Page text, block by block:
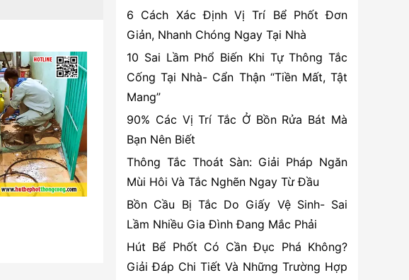
6 Cách Xác Định Vị Trí Bể Phốt Đơn
Giản, Nhanh Chóng Ngay Tại Nhà
10 Sai Lầm Phổ Biến Khi Tự Thông Tắc
Cống Tại Nhà- Cẩn Thận “Tiền Mất, Tật
Mang”
90% Các Vị Trí Tắc Ở Bồn Rửa Bát Mà
Bạn Nên Biết
Thông Tắc Thoát Sàn: Giải Pháp Ngăn
Mùi Hôi Và Tắc Nghẽn Ngay Từ Đầu
Bồn Cầu Bị Tắc Do Giấy Vệ Sinh- Sai
Lầm Nhiều Gia Đình Đang Mắc Phải
Hút Bể Phốt Có Cần Đục Phá Không?
Giải Đáp Chi Tiết Và Những Trường Hợp